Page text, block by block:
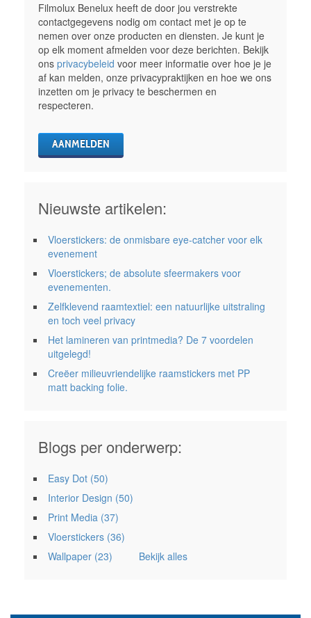
Filmolux Benelux heeft de door jou verstrekte
contactgegevens nodig om contact met je op te
nemen over onze producten en diensten. Je kunt je
op elk moment afmelden voor deze berichten. Bekijk
ons privacybeleid voor meer informatie over hoe je je
af kan melden, onze privacypraktijken en hoe we ons
inzetten om je privacy te beschermen en
respecteren.
Nieuwste artikelen:
Vloerstickers: de onmisbare eye-catcher voor elk
evenement
Vloerstickers; de absolute sfeermakers voor
evenementen.
Zelfklevend raamtextiel: een natuurlijke uitstraling
en toch veel privacy
Het lamineren van printmedia? De 7 voordelen
uitgelegd!
Creëer milieuvriendelijke raamstickers met PP
matt backing folie.
Blogs per onderwerp:
Easy Dot (50)
Interior Design (50)
Print Media (37)
Vloerstickers (36)
Wallpaper (23) Bekijk alles